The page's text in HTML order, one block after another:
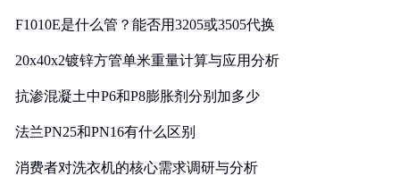
F1010E是什么管？能否用3205或3505代换
20x40x2镀锌方管单米重量计算与应用分析
抗渗混凝土中P6和P8膨胀剂分别加多少
法兰PN25和PN16有什么区别
消费者对洗衣机的核心需求调研与分析